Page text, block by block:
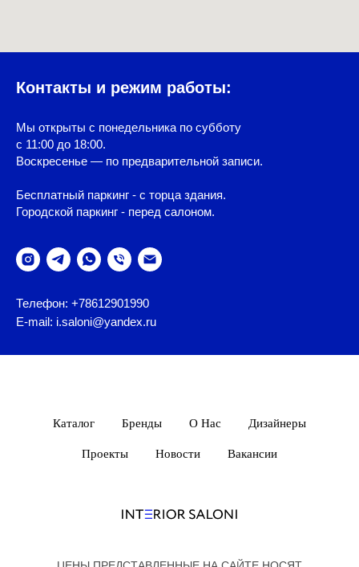
Контакты и режим работы:
Мы открыты с понедельника по субботу
с 11:00 до 18:00.
Воскресенье — по предварительной записи.
Бесплатный паркинг - с торца здания.
Городской паркинг - перед салоном.
Телефон: +78612901990
E-mail: i.saloni@yandex.ru
Каталог Бренды О Нас Дизайнеры
Проекты Новости Вакансии